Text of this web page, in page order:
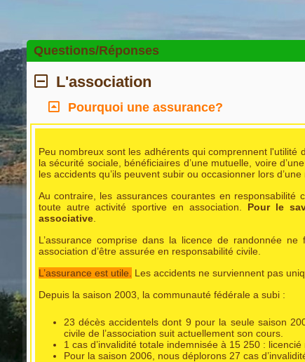
Questions/Réponses
L'association
Pourquoi une assurance?
Peu nombreux sont les adhérents qui comprennent l'utilité
la sécurité sociale, bénéficiaires d’une mutuelle, voire
les accidents qu’ils peuvent subir ou occasionner lors d’une
Au contraire, les assurances courantes en
toute autre activité sportive en association. Pour le
associative.
L’assurance comprise dans la licence de randonnée
association d’être assurée en responsabilité civile.
L’assurance est utile.
Les accidents ne surviennent pas
Depuis la saison 2003, la communauté fédérale a subi :
23 décès accidentels dont 9 pour la seule saison
civile de l’association suit actuellement son cours.
1 cas d’invalidité totale indemnisée à 15 250 :
Pour la saison 2006, nous déplorons 27 cas